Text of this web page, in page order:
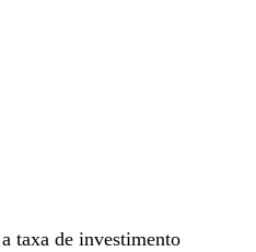
taxa de investimento